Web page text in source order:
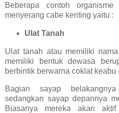
Beberapa contoh
menyerang cabe keriting yaitu :
Ulat Tanah
Ulat tanah atau memiliki
memiliki bentuk dewasa
berbintik berwarna coklat keabu
Bagian sayap
sedangkan sayap depannya
Biasanya mereka akan